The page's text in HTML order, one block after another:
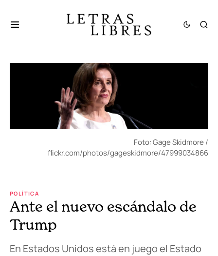
Foto: Gage Skidmore /
flickr.com/photos/gageskidmore/47999034866
POLÍTICA
Ante el nuevo escándalo de
Trump
En Estados Unidos está en juego el Estado